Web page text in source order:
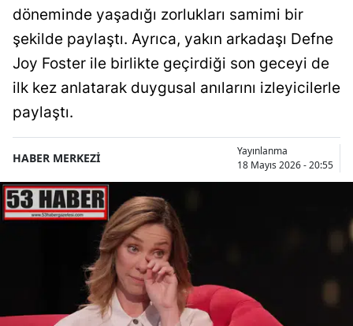
döneminde yaşadığı zorlukları samimi bir
şekilde paylaştı. Ayrıca, yakın arkadaşı Defne
Joy Foster ile birlikte geçirdiği son geceyi de
ilk kez anlatarak duygusal anılarını izleyicilerle
paylaştı.
HABER MERKEZİ
Yayınlanma
18 Mayıs 2026 - 20:55